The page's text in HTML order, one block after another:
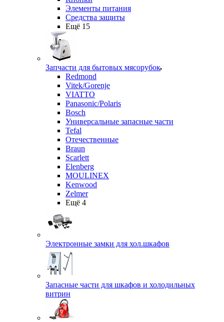
Элементы питания
Средства защиты
Ещё 15
Запчасти для бытовых мясорубок
Redmond
Vitek/Gorenje
VIATTO
Panasonic/Polaris
Bosch
Универсальные запасные части
Tefal
Отечественные
Braun
Scarlett
Elenberg
MOULINEX
Kenwood
Zelmer
Ещё 4
Электронные замки для хол.шкафов
Запасные части для шкафов и холодильных
витрин